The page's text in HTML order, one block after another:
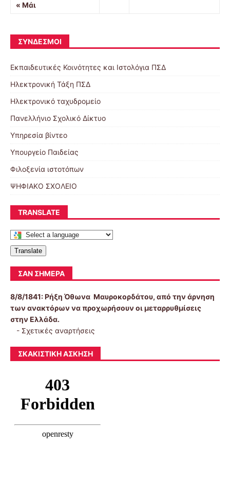
« Μάι
ΣΎΝΔΕΣΜΟΙ
Εκπαιδευτικές Κοινότητες και Ιστολόγια ΠΣΔ
Ηλεκτρονική Τάξη ΠΣΔ
Ηλεκτρονικό ταχυδρομείο
Πανελλήνιο Σχολικό Δίκτυο
Υπηρεσία βίντεο
Υπουργείο Παιδείας
Φιλοξενία ιστοτόπων
ΨΗΦΙΑΚΟ ΣΧΟΛΕΙΟ
TRANSLATE
Translate
ΣΑΝ ΣΉΜΕΡΑ
8/8/1841:Ρήξη Όθωνα  Μαυροκορδάτου, από την άρνηση
των ανακτόρων να προχωρήσουν οι μεταρρυθμίσεις
στην Ελλάδα.
- Σχετικές αναρτήσεις
ΣΚΑΚΙΣΤΙΚΉ ΆΣΚΗΣΗ